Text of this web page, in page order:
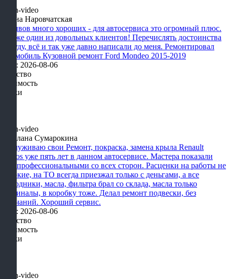
Алина Наровчатская
Отзывов много хороших - для автосервиса это огромный плюс.
Я тоже один из довольных клиентов! Перечислять достоинства
не буду, всё и так уже давно написали до меня. Ремонтировал
автомобиль Кузовной ремонт Ford Mondeo 2015-2019
Дата: 2026-08-06
Качество
Стоимость
Сроки
Светлана Сумарокина
Обслуживаю свои Ремонт, покраска, замена крыла Renault
Koleos уже пять лет в данном автосервисе. Мастера показали
себя профессиональными со всех сторон. Расценки на работы не
высокие, на ТО всегда приезжал только с деньгами, а все
расходники, масла, фильтра брал со склада, масла только
оригиналы, в коробку тоже. Делал ремонт подвески, без
замечаний. Хороший сервис.
Дата: 2026-08-06
Качество
Стоимость
Сроки